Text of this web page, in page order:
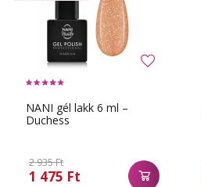
NANI gél lakk 6 ml –
Duchess
2 935 Ft
1 475 Ft